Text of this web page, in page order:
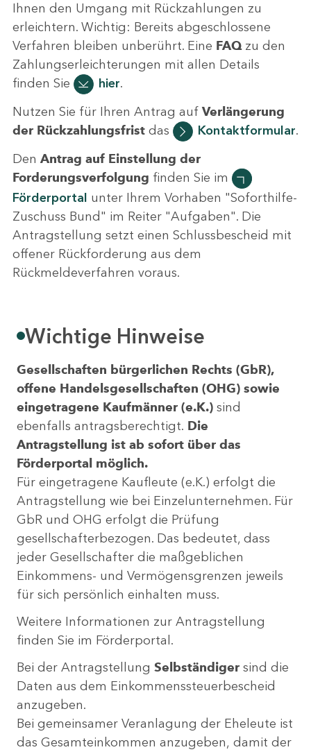
Ihnen den Umgang mit Rückzahlungen zu
erleichtern. Wichtig: Bereits abgeschlossene
Verfahren bleiben unberührt. Eine FAQzu den
Zahlungserleichterungen mit allen Details
finden Sie
hier.
Nutzen Sie für Ihren Antrag auf Verlängerung
der Rückzahlungsfrist das Kontaktformular.
Den Antrag auf Einstellung der
Forderungsverfolgung finden Sie im
Förderportal unter Ihrem Vorhaben "Soforthilfe-
Zuschuss Bund" im Reiter "Aufgaben". Die
Antragstellung setzt einen Schlussbescheid mit
offener Rückforderung aus dem
Rückmeldeverfahren voraus.
Wichtige Hinweise
Gesellschaften bürgerlichen Rechts (GbR),
offene Handelsgesellschaften (OHG) sowie
eingetragene Kaufmänner (e.K.) sind
ebenfalls antragsberechtigt. Die
Antragstellung ist ab sofort über das
Förderportal möglich.
Für eingetragene Kaufleute (e.K.) erfolgt die
Antragstellung wie bei Einzelunternehmen. Für
GbR und OHG erfolgt die Prüfung
gesellschafterbezogen. Das bedeutet, dass
jeder Gesellschafter die maßgeblichen
Einkommens- und Vermögensgrenzen jeweils
für sich persönlich einhalten muss.
Weitere Informationen zur Antragstellung
finden Sie im Förderportal.
Bei der Antragstellung Selbständiger sind die
Daten aus dem Einkommenssteuerbescheid
anzugeben.
Bei gemeinsamer Veranlagung der Eheleute ist
das Gesamteinkommen anzugeben, damit der